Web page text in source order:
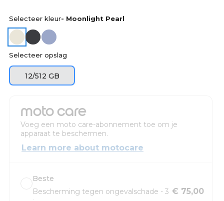
Selecteer kleur- Moonlight Pearl
Selecteer opslag
12/512 GB
moto care
Voeg een moto care-abonnement toe om je
apparaat te beschermen.
Learn more about motocare
Beste
Bescherming tegen ongevalschade - 3 € 75,00